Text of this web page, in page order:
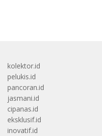
kolektor.id
pelukis.id
pancoran.id
jasmani.id
cipanas.id
eksklusif.id
inovatif.id